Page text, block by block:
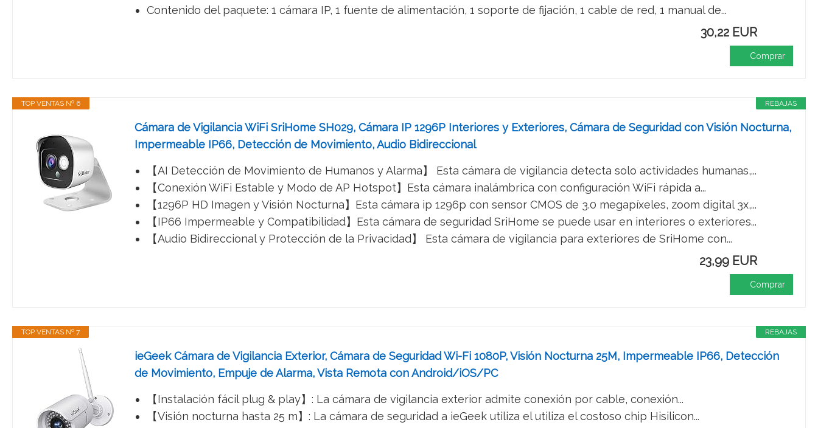
Contenido del paquete: 1 cámara IP, 1 fuente de alimentación, 1 soporte de fijación, 1 cable de red, 1 manual de...
30,22 EUR
Comprar
REBAJAS
TOP VENTAS Nº 6
Cámara de Vigilancia WiFi SriHome SH029, Cámara IP 1296P Interiores y Exteriores, Cámara de Seguridad con Visión Nocturna,
Impermeable IP66, Detección de Movimiento, Audio Bidireccional
【AI Detección de Movimiento de Humanos y Alarma】 Esta cámara de vigilancia detecta solo actividades humanas,...
【Conexión WiFi Estable y Modo de AP Hotspot】Esta cámara inalámbrica con configuración WiFi rápida a...
【1296P HD Imagen y Visión Nocturna】Esta cámara ip 1296p con sensor CMOS de 3.0 megapíxeles, zoom digital 3x,...
【IP66 Impermeable y Compatibilidad】Esta cámara de seguridad SriHome se puede usar en interiores o exteriores...
【Audio Bidireccional y Protección de la Privacidad】 Esta cámara de vigilancia para exteriores de SriHome con...
23,99 EUR
Comprar
REBAJAS
TOP VENTAS Nº 7
ieGeek Cámara de Vigilancia Exterior, Cámara de Seguridad Wi-Fi 1080P, Visión Nocturna 25M, Impermeable IP66, Detección
de Movimiento, Empuje de Alarma, Vista Remota con Android/iOS/PC
【Instalación fácil plug & play】: La cámara de vigilancia exterior admite conexión por cable, conexión...
【Visión nocturna hasta 25 m】: La cámara de seguridad a ieGeek utiliza el utiliza el costoso chip Hisilicon...